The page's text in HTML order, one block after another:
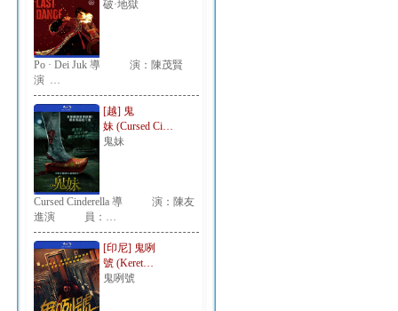
破·地獄
Po · Dei Juk 導 演：陳茂賢
演 …
[越] 鬼
妹 (Cursed Ci…
鬼妹
Cursed Cinderella 導 演：陳友
進演 員：…
[印尼] 鬼咧
號 (Keret…
鬼咧號